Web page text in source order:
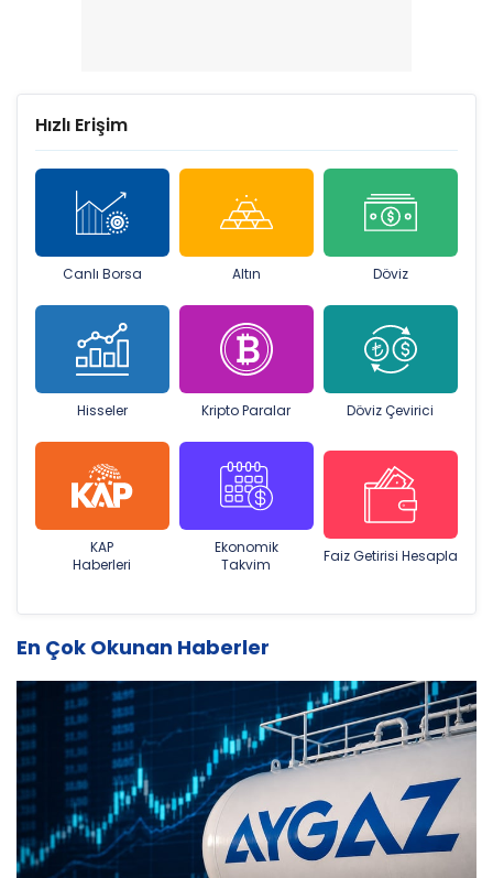
Hızlı Erişim
Canlı Borsa Altın Döviz
Hisseler Kripto Paralar Döviz Çevirici
KAP
Haberleri
Ekonomik
Takvim
Faiz Getirisi Hesapla
En Çok Okunan Haberler